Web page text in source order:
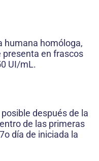
humana homóloga,
en frascos
UI/mL.
después de la
de las primeras
día de iniciada la